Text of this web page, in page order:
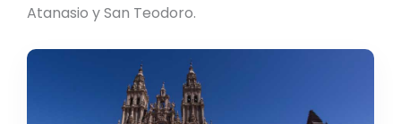
Atanasio y San Teodoro.